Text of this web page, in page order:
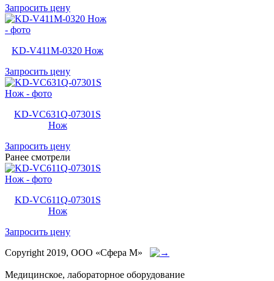
Запросить цену
KD-V411M-0320 Нож
Запросить цену
KD-VC631Q-07301S
Нож
Запросить цену
Ранее смотрели
KD-VC611Q-07301S
Нож
Запросить цену
Copyright 2019, ООО «Сфера М»
Медицинское, лабораторное оборудование